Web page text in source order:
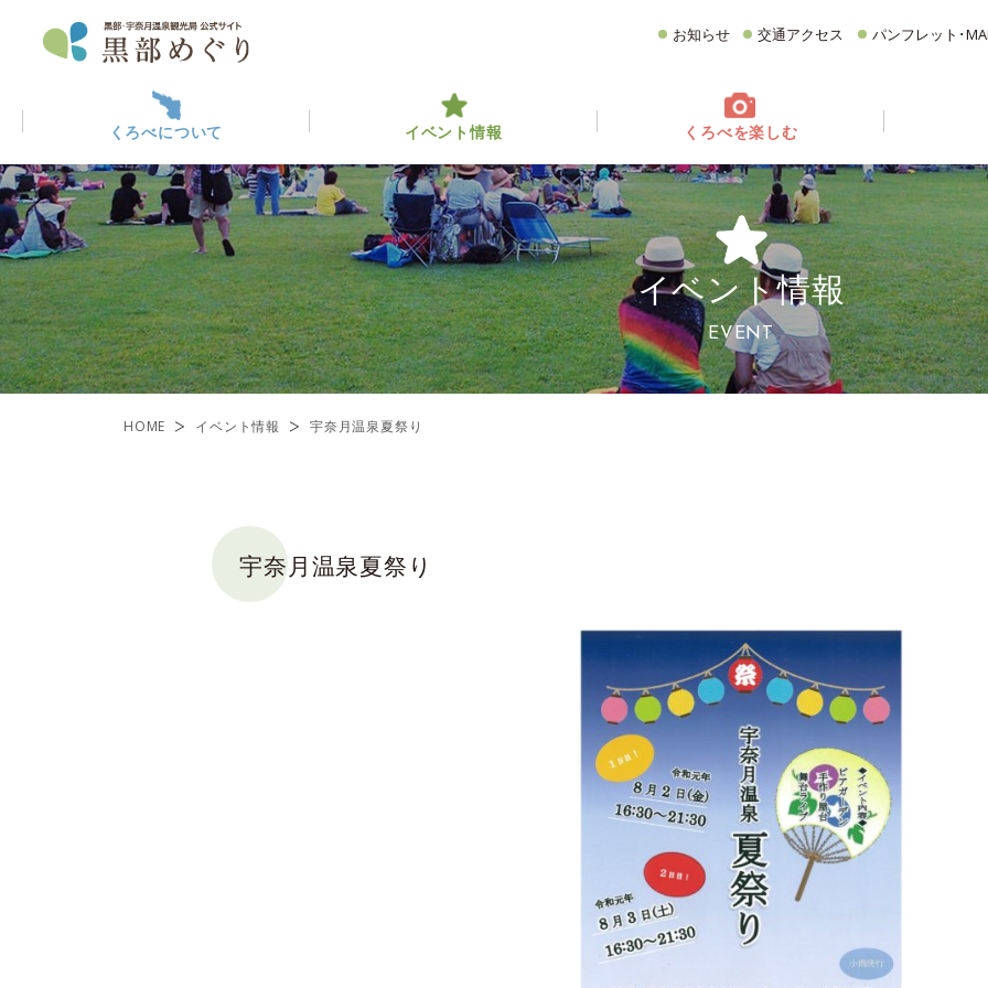
お知らせ 交通アクセス パンフレット･
くろべについて
くろべについて
ABOUT KUROBE
黒部ってどんなとこ？ フォトギャラリー
イベント情報
イベント情報
EVENT INFO
最新イベント情報 イベントカレンダー
くろべを楽しむ
くろべを楽しむ
ENJOY KUROBE
観光・グルメ
黒部のみどころ
一覧
CATEGORY
観る・遊ぶ 食べる 買う・お土産
宿泊施設
イチオシ商品
イベント情報
EVENT
HOME イベント情報 宇奈月温泉夏祭り
宇奈月温泉夏祭り